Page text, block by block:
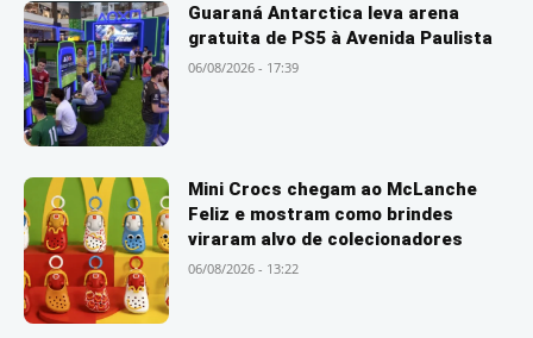
Guaraná Antarctica leva arena
gratuita de PS5 à Avenida Paulista
06/08/2026 - 17:39
Mini Crocs chegam ao McLanche
Feliz e mostram como brindes
viraram alvo de colecionadores
06/08/2026 - 13:22